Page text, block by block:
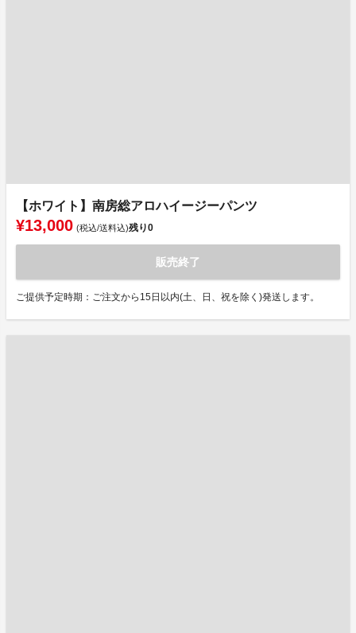
【ホワイト】南房総アロハイージーパンツ
¥13,000 (税込/送料込)残り0
販売終了
ご提供予定時期：ご注文から15日以内(土、日、祝を除く)発送します。